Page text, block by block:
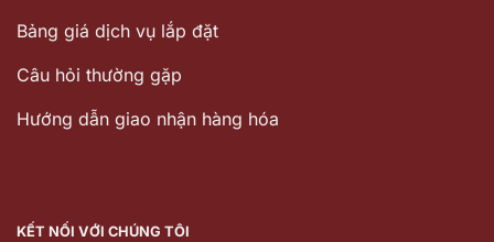
Bảng giá dịch vụ lắp đặt
Câu hỏi thường gặp
Hướng dẫn giao nhận hàng hóa
KẾT NỐI VỚI CHÚNG TÔI